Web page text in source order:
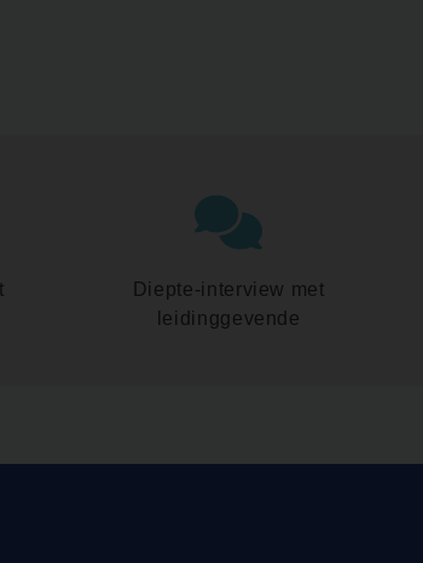
Diepte-interview met
leidinggevende